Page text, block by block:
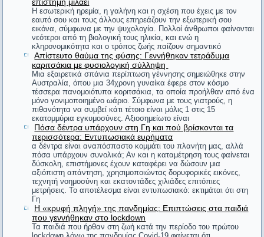
Αρχιμήδης
Περισσότεροι νόμοι, λιγότερη δικαιοσύνη.
Κικέρων
Τον Μεσαίωνα είχαν τη γκιλοτίνα, το μαστίγιο, τη φάλαγγα.
Σήμερα, έχουμε ένα πιο αποτελεσματικό όργανο βασανισμού
που ονομάζεται ζυγαριά μπάνιου.
Στίβεν Φίλιπς
Όποιος θέλει, βρίσκει καιρό. Όποιος δεν θέλει, βρίσκει
πρόφαση.
Ανδρέας Λασκαράτος
Δηλαδή, θα κάνετε ένα πλοίο να πλεύσει αντίθετα στον άνεμο
και στα ρεύματα, ανάβοντας μια φωτά κάτω από το
κατάστρωμα; Σας παρακαλώ, δεν θέλω να χάνω το χρόνο μου
απάντησε: «Εξασκούμαι στο να μην
απογοητεύομαι από την αναισθησία των
ανθρώπων».
#9. Επέστρεφε ο Διογένης από τους Ολυμπιακούς
αγώνες και ένας τον ρώτησε, αν ήταν εκεί πολύς
κόσμος. Ο Διογένης αποκρίθηκε: «Κόσμος υπήρχε
πολύς, άνθρωποι όμως λίγοι».
#10. Παρακινούσαν τον Φίλιππο τον Μακεδόνα να
εξορίσει κάποιον που τον κακολογούσε. Ο
Φίλιππος απάντησε: «Δεν είστε καλά!! Θέλετε να
τον στείλω να με κατηγορεί και σ’ άλλα μέρη;»
Η εσωτερική ηρεμία, η γαλήνη και η σχέση που έχεις με τον
εαυτό σου και τους άλλους επηρεάζουν την εξωτερική σου
εικόνα, σύμφωνα με την ψυχολογία. Πολλοί άνθρωποι φαίνονται
νεότεροι από τη βιολογική τους ηλικία, και ενώ η
κληρονομικότητα και ο τρόπος ζωής παίζουν σημαντικό
Απίστευτο θαύμα της φύσης: Γεννήθηκαν τετράδυμα
καριτσάκια με φυσιολογική σύλληψη
Μια εξαιρετικά σπάνια περίπτωση γέννησης σημειώθηκε στην
Αυστραλία, όπου μια 34χρονη γυναίκα έφερε στον κόσμο
τέσσερα πανομοιότυπα κοριτσάκια, τα οποία προήλθαν από ένα
μόνο γονιμοποιημένο ωάριο. Σύμφωνα με τους γιατρούς, η
πιθανότητα να συμβεί κάτι τέτοιο είναι μόλις 1 στις 15
εκατομμύρια εγκυμοσύνες. Αξιοσημείωτο είναι
Πόσα δέντρα υπάρχουν στη Γη και πού βρίσκονται τα
περισσότερα: Εντυπωσιακά ευρήματα
α δέντρα είναι αναπόσπαστο κομμάτι του πλανήτη μας, αλλά
πόσα υπάρχουν συνολικά; Αν και η καταμέτρηση τους φαίνεται
δύσκολη, επιστήμονες έχουν καταφέρει να δώσουν μια
αξιόπιστη απάντηση, χρησιμοποιώντας δορυφορικές εικόνες,
τεχνητή νοημοσύνη και εκατοντάδες χιλιάδες επιτόπιες
μετρήσεις. Το αποτέλεσμα είναι εντυπωσιακό: εκτιμάται ότι στη
Γη
Η «κρυφή πληγή» της πανδημίας: Επιπτώσεις στα παιδιά
που γεννήθηκαν στο lockdown
Τα παιδιά που ήρθαν στη ζωή κατά την περίοδο του πρώτου